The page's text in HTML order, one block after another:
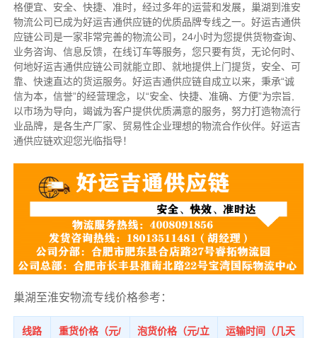
格便宜、安全、快捷、准时，经过多年的运营和发展，巢湖到淮安
物流公司已成为好运吉通供应链的优质品牌专线之一。好运吉通供
应链公司是一家非常完善的物流公司，24小时为您提供货物查询、
业务咨询、信息反馈，在线订车等服务，您只要有货，无论何时、
何地好运吉通供应链公司就能立即、就地提供上门提货，安全、可
靠、快速直达的货运服务。好运吉通供应链自成立以来，秉承“诚
信为本，信誉”的经营理念，以“安全、快捷、准确、方便”为宗旨,
以市场为导向，竭诚为客户提供优质满意的服务，努力打造物流行
业品牌，是各生产厂家、贸易性企业理想的物流合作伙伴。好运吉
通供应链欢迎您光临指导！
巢湖至淮安物流专线价格参考：
线路
重货价格（元/
泡货价格（元/立
运输时间（几天